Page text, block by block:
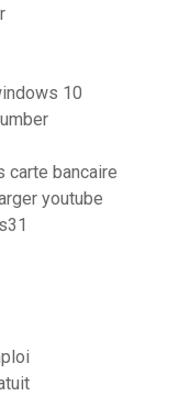
10
carte bancaire
youtube